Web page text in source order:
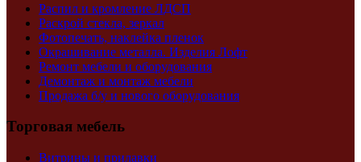
Распил и кромление ЛДСП
Раскрой стекла, зеркал
Фотопечать, наклейка пленок
Окрашивание металла. Изделия Лофт
Ремонт мебели и оборудования
Демонтаж и монтаж мебели
Продажа б/у и нового оборудования
Торговая мебель
Витрины и прилавки